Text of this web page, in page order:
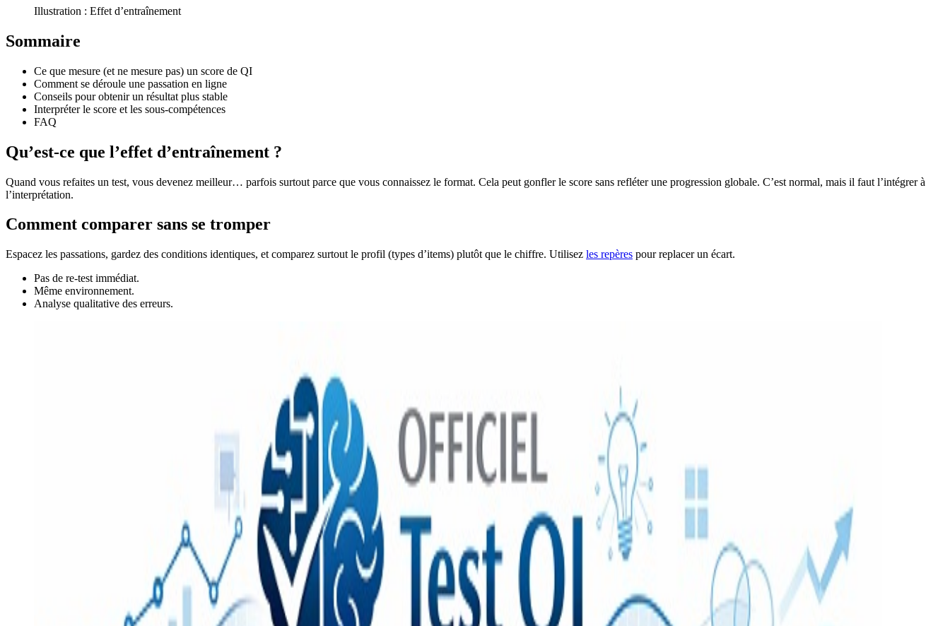
Illustration : Effet d’entraînement
Sommaire
Ce que mesure (et ne mesure pas) un score de QI
Comment se déroule une passation en ligne
Conseils pour obtenir un résultat plus stable
Interpréter le score et les sous-compétences
FAQ
Qu’est-ce que l’effet d’entraînement ?
Quand vous refaites un test, vous devenez meilleur… parfois surtout parce que vous connaissez le format. Cela peut gonfler le score sans refléter une progression globale. C’est normal, mais il faut l’intégrer à
l’interprétation.
Comment comparer sans se tromper
Espacez les passations, gardez des conditions identiques, et comparez surtout le profil (types d’items) plutôt que le chiffre. Utilisez les repères pour replacer un écart.
Pas de re-test immédiat.
Même environnement.
Analyse qualitative des erreurs.